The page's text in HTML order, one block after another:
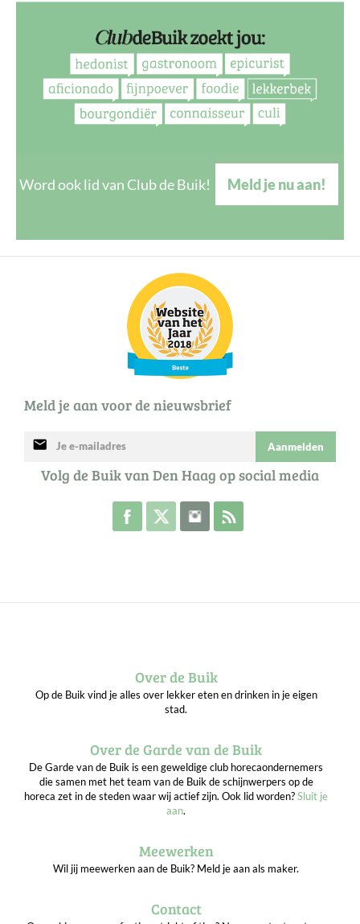
Word ook lid van Club de Buik! Meld je nu aan!
Meld je aan voor de nieuwsbrief
mail Aanmelden
Volg de Buik van Den Haag op social media
Volg de Buik op Facebook
Volg de Buik op Twitter
Volg de Buik op Instagram
Over de Buik
Op de Buik vind je alles over lekker eten en drinken in je eigen
stad.
Over de Garde van de Buik
De Garde van de Buik is een geweldige club horecaondernemers
die samen met het team van de Buik de schijnwerpers op de
horeca zet in de steden waar wij actief zijn. Ook lid worden?Sluit je
aan.
Meewerken
Wil jij meewerken aan de Buik? Meld je aan als maker.
Contact